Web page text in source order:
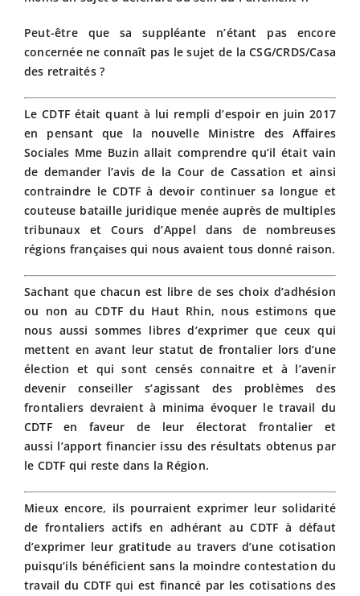
Peut-être que sa suppléante n’étant pas encore
concernée ne connaît pas le sujet de la CSG/CRDS/Casa
des retraités ?
Le CDTF était quant à lui rempli d’espoir en juin 2017
en pensant que la nouvelle Ministre des Affaires
Sociales Mme Buzin allait comprendre qu’il était vain
de demander l’avis de la Cour de Cassation et ainsi
contraindre le CDTF à devoir continuer sa longue et
couteuse bataille juridique menée auprès de multiples
tribunaux et Cours d’Appel dans de nombreuses
régions françaises qui nous avaient tous donné raison.
Sachant que chacun est libre de ses choix d’adhésion
ou non au CDTF du Haut Rhin, nous estimons que
nous aussi sommes libres d’exprimer que ceux qui
mettent en avant leur statut de frontalier lors d’une
élection et qui sont censés connaitre et à l’avenir
devenir conseiller s’agissant des problèmes des
frontaliers devraient à minima évoquer le travail du
CDTF en faveur de leur électorat frontalier et
aussi l’apport financier issu des résultats obtenus par
le CDTF qui reste dans la Région.
Mieux encore, ils pourraient exprimer leur solidarité
de frontaliers actifs en adhérant au CDTF à défaut
d’exprimer leur gratitude au travers d’une cotisation
puisqu’ils bénéficient sans la moindre contestation du
travail du CDTF qui est financé par les cotisations des